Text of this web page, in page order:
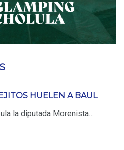
HUELEN A BAUL
la diputada Morenista…